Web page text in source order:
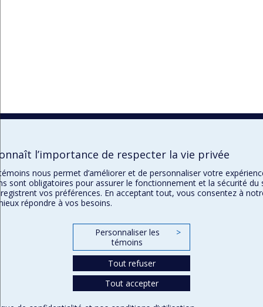
l’importance de respecter la vie privée
nous permet d’améliorer et de personnaliser votre
sont obligatoires pour assurer le fonctionnement et la sécurité du
vos préférences. En acceptant tout, vous consentez à
répondre à vos besoins.
Personnaliser les
témoins
>
Tout refuser
Tout accepter